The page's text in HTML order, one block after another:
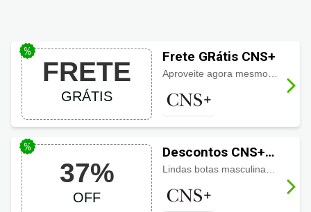
FRETE
GRÁTIS
Frete GRátis CNS+
Aproveite agora mesmo na CNS+ você encontra: Sapato social, botas, sapatênis, tênis, carteiras meias, mochilas, pastas e bolsas e muito mais e o melhor que o
37%
OFF
Descontos CNS+
até 37% OFF em
Botas
Lindas botas masculinas de diversos modelos e tamanhos com até